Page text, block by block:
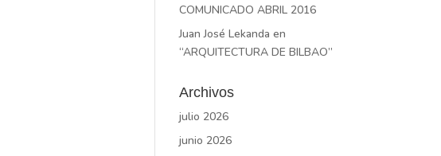
COMUNICADO ABRIL 2016
Juan José Lekanda en
“ARQUITECTURA DE BILBAO”
Archivos
julio 2026
junio 2026